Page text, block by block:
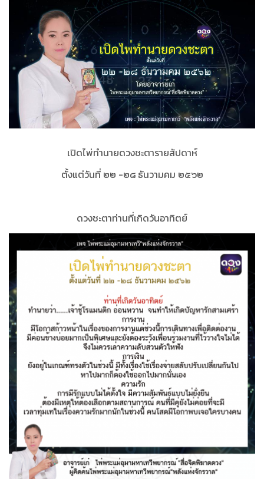
เปิดไพ่ทำนายดวงชะตารายสัปดาห์
ตั้งแต่วันที่ ๒๒ -๒๘ ธันวามคม ๒๕๖๒
ดวงชะตาท่านที่เกิดวันอาทิตย์